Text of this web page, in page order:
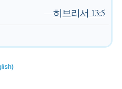
—히브리서 13:5